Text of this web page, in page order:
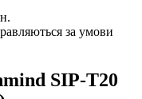
за умови
SIP-T20